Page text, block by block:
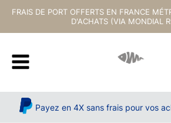
FRAIS DE PORT OFFERTS EN FRANCE
D'ACHATS (VIA MONDIAL
Payez en 4X sans frais pour vos